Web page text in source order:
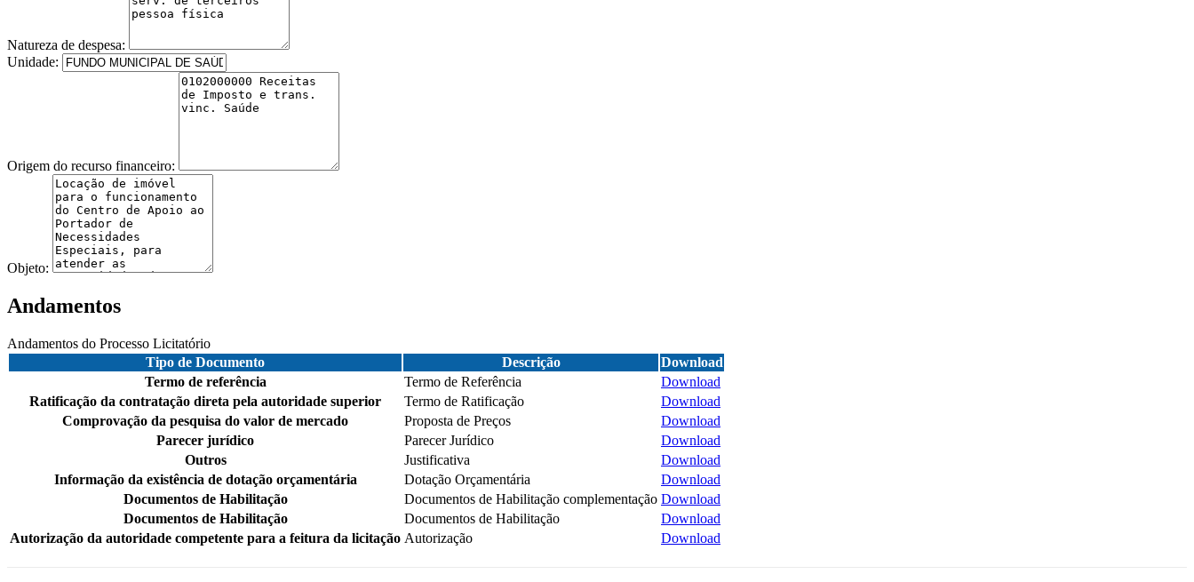
Natureza de despesa:
Unidade:
Origem do recurso financeiro:
Objeto:
Andamentos
Andamentos do Processo Licitatório
Tipo de Documento
Descrição
Download
Termo de referência
Termo de Referência
Download
Ratificação da contratação direta pela autoridade superior
Termo de Ratificação
Download
Comprovação da pesquisa do valor de mercado
Proposta de Preços
Download
Parecer jurídico
Parecer Jurídico
Download
Outros
Justificativa
Download
Informação da existência de dotação orçamentária
Dotação Orçamentária
Download
Documentos de Habilitação
Documentos de Habilitação complementação Download
Documentos de Habilitação
Documentos de Habilitação
Download
Autorização da autoridade competente para a feitura da licitação Autorização Download